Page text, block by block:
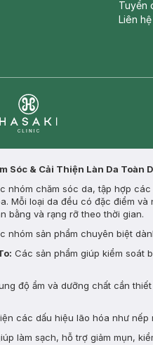
Tuyển
Liên hệ
Sóc & Cải Thiện Làn Da Toàn
nhóm chăm sóc da, tập hợp
Mỗi loại da đều có đặc điểm
bằng và rạng rỡ theo thời gian.
nhóm sản phẩm chuyên biệt
Các sản phẩm giúp kiểm soát
độ ẩm và dưỡng chất cần
các dấu hiệu lão hóa như
làm sạch, hỗ trợ giảm mụn,